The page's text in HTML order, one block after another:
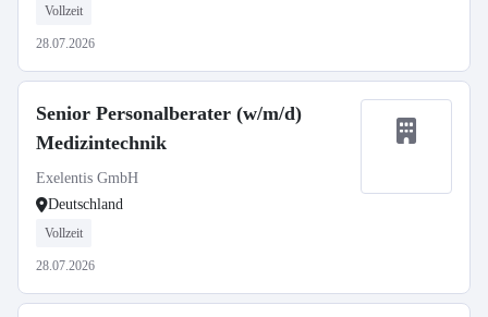
Vollzeit
28.07.2026
Senior Personalberater (w/m/d)
Medizintechnik
Exelentis GmbH
Deutschland
Vollzeit
28.07.2026